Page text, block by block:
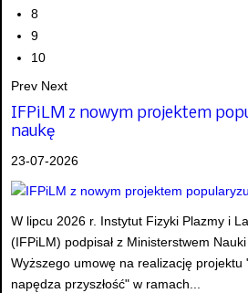
8
9
10
Prev Next
IFPiLM z nowym projektem
naukę
23-07-2026
W lipcu 2026 r. Instytut Fizyki Plazmy i
(IFPiLM) podpisał z Ministerstwem
Wyższego umowę na realizację
napędza przyszłość" w ramach...